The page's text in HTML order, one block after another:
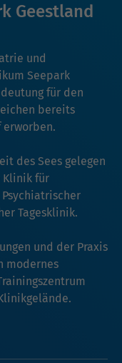
Geestland
und
Seepark
für den
bereits
des Sees gelegen
für
Tagesklinik.
und der Praxis
modernes